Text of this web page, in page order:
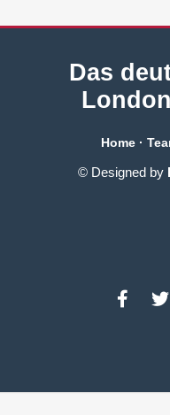
Das
Home ·
© Designed by